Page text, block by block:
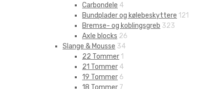
Carbondele 4
Bundplader og kølebeskyttere 121
Bremse- og koblingsgreb 323
Axle blocks 26
Slange & Mousse 34
22 Tommer 1
21 Tommer 4
19 Tommer 6